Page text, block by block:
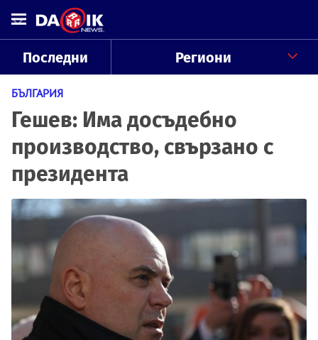
Последни Региони
БЪЛГАРИЯ
Гешев: Има досъдебно
производство, свързано с
президента